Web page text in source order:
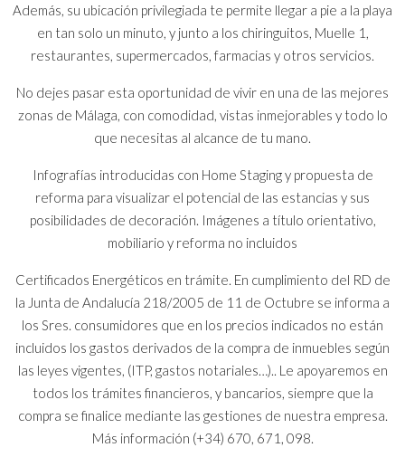
Además, su ubicación privilegiada te permite llegar a pie a la playa
en tan solo un minuto, y junto a los chiringuitos, Muelle 1,
restaurantes, supermercados, farmacias y otros servicios.
No dejes pasar esta oportunidad de vivir en una de las mejores
zonas de Málaga, con comodidad, vistas inmejorables y todo lo
que necesitas al alcance de tu mano.
Infografías introducidas con Home Staging y propuesta de
reforma para visualizar el potencial de las estancias y sus
posibilidades de decoración. Imágenes a título orientativo,
mobiliario y reforma no incluidos
Certificados Energéticos en trámite. En cumplimiento del RD de
la Junta de Andalucía 218/2005 de 11 de Octubre se informa a
los Sres. consumidores que en los precios indicados no están
incluidos los gastos derivados de la compra de inmuebles según
las leyes vigentes, (ITP, gastos notariales…).. Le apoyaremos en
todos los trámites financieros, y bancarios, siempre que la
compra se finalice mediante las gestiones de nuestra empresa.
Más información (+34) 670, 671, 098.